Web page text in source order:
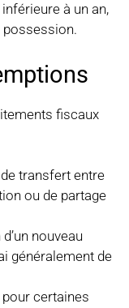
à un an,
possession.
fiscaux
transfert entre
ou de partage
nouveau
généralement de
pour certaines